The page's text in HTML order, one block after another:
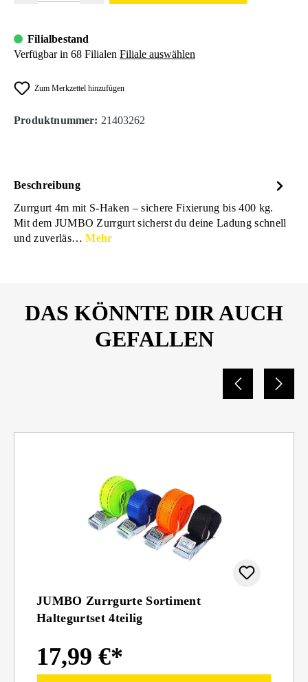
Filialbestand
Verfügbar in 68 Filialen Filiale auswählen
Zum Merkzettel hinzufügen
Produktnummer: 21403262
Beschreibung
Zurrgurt 4m mit S-Haken – sichere Fixierung bis 400 kg.
Mit dem JUMBO Zurrgurt sicherst du deine Ladung schnell
und zuverläs…Mehr
DAS KÖNNTE DIR AUCH
GEFALLEN
JUMBO Zurrgurte Sortiment
Haltegurtset 4teilig
17,99 €*